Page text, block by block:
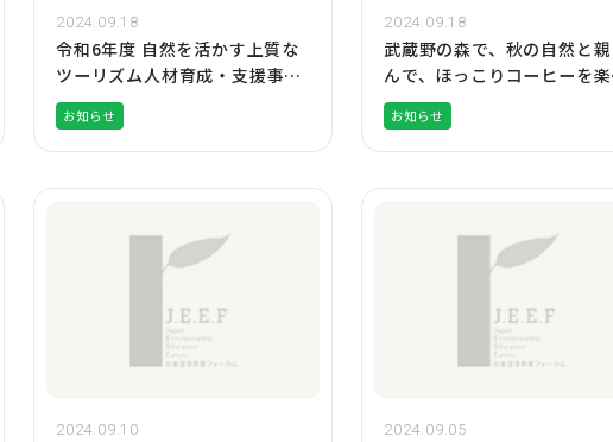
2024.09.18
令和6年度 自然を活かす上質な
ツーリズム人材育成・支援事業
参加地域募集
お知らせ
2024.09.18
武蔵野の森で、秋の自然と親
んで、ほっこりコーヒーを楽
む会（満員御礼）
お知らせ
2024.09.10 2024.09.05